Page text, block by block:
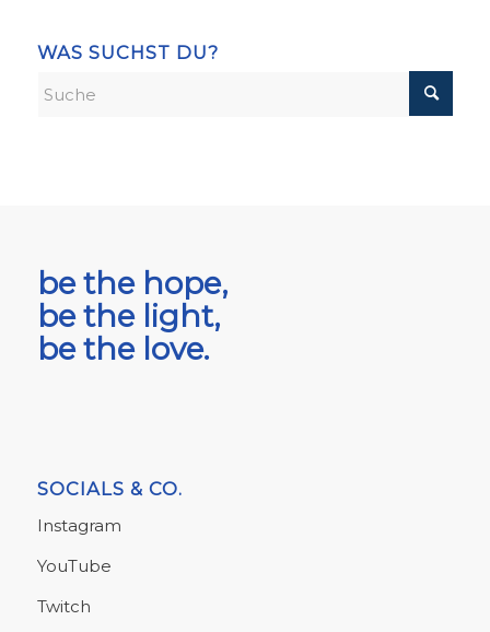
WAS SUCHST DU?
be the hope,
be the light,
be the love.
SOCIALS & CO.
Instagram
YouTube
Twitch